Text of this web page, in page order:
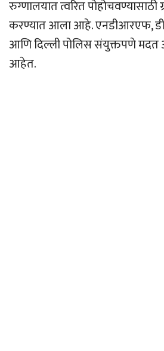
रुग्णालयात त्वरित पोहोचवण्यासाठी
करण्यात आला आहे. एनडीआरएफ,
आणि दिल्ली पोलिस संयुक्तपणे मदत
आहेत.